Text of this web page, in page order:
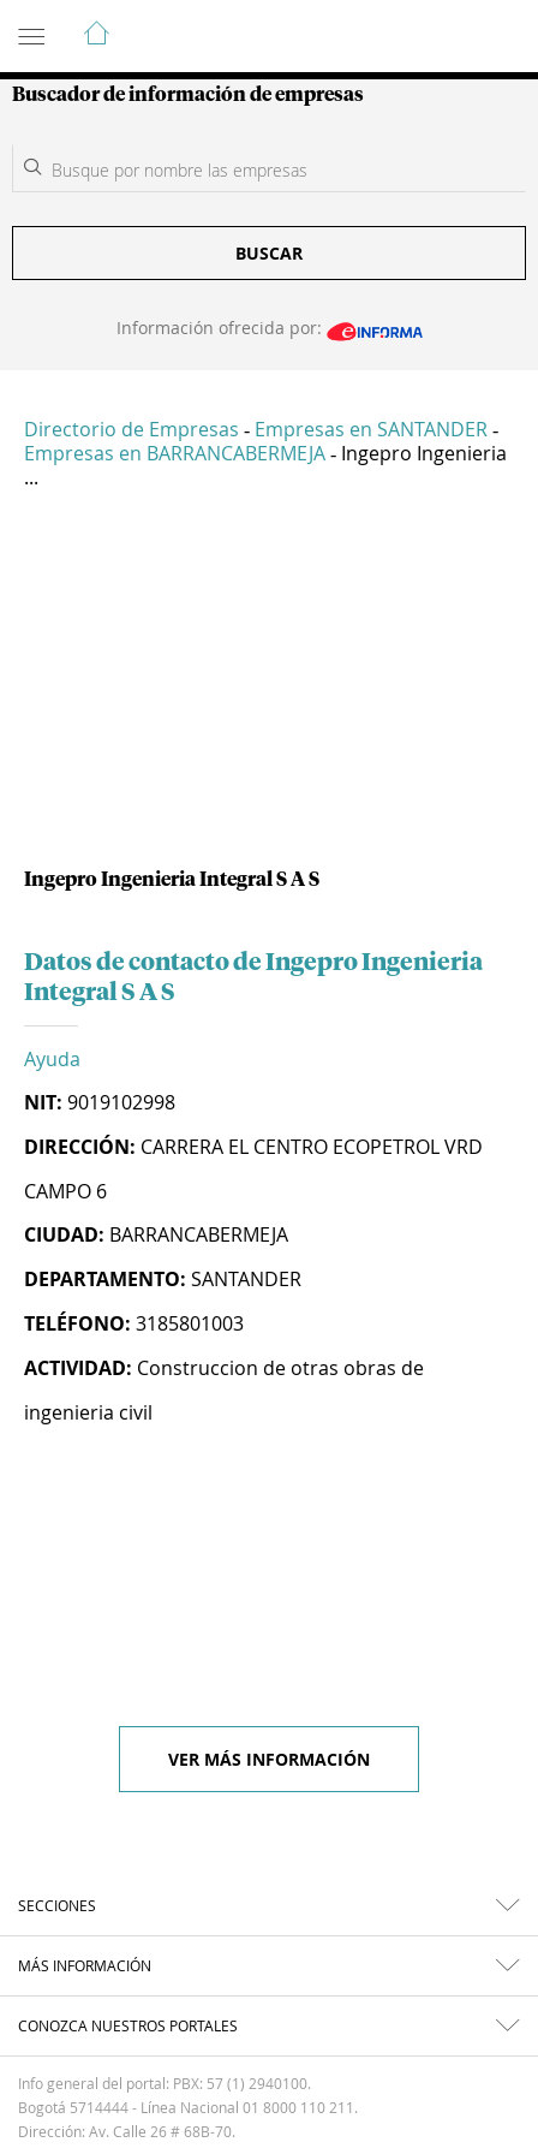
Guía de Empresas Colombianas
Buscador de información de empresas
BUSCAR
Información ofrecida por:
Directorio de Empresas - Empresas en SANTANDER -
Empresas en BARRANCABERMEJA - Ingepro Ingenieria
...
Ingepro Ingenieria Integral S A S
Datos de contacto de Ingepro Ingenieria
Integral S A S
Ayuda
NIT: 9019102998
DIRECCIÓN: CARRERA EL CENTRO ECOPETROL VRD
CAMPO 6
CIUDAD: BARRANCABERMEJA
DEPARTAMENTO: SANTANDER
TELÉFONO: 3185801003
ACTIVIDAD: Construccion de otras obras de
ingenieria civil
VER MÁS INFORMACIÓN
SECCIONES
MÁS INFORMACIÓN
CONOZCA NUESTROS PORTALES
Info general del portal: PBX: 57 (1) 2940100.
Bogotá 5714444 - Línea Nacional 01 8000 110 211.
Dirección: Av. Calle 26 # 68B-70.